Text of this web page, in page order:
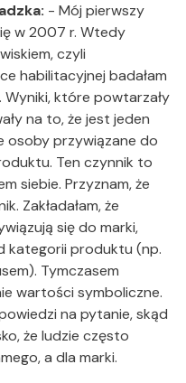
- Mój pierwszy
w 2007 r. Wtedy
czyli
habilitacyjnej badałam
Wyniki, które powtarzały
na to, że jest jeden
osoby przywiązane do
Ten czynnik to
siebie. Przyznam, że
Zakładałam, że
się do marki,
kategorii produktu (np.
Tymczasem
wartości symboliczne.
na pytanie, skąd
że ludzie często
a dla marki.